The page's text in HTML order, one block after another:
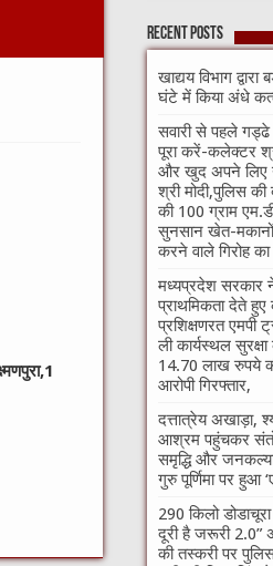
Recent Posts
खाद्यय विभाग
घंटे में किया अंधे
सवारी से पहले गड्ढे
पूरा करें-कलेक्टर
और खुद अपने लिए
श्री मोदी,पुलिस
की 100 ग्राम
सुनसान खेत-मकानों
करने वाले गिरोह
मध्यप्रदेश सरकार ने
प्राथमिकता देते हुए
प्रशिक्षणरत एमपी
ली कार्यस्थल
14.70 लाख रुपये
आरोपी गिरफ्तार,
दत्तात्रेय अखाड़ा,
आश्रम पहुंचकर
समृद्धि और
गुरु पूर्णिमा पर हुआ
290 किलो
दूरी है जरूरी 2.0”
की तस्करी पर